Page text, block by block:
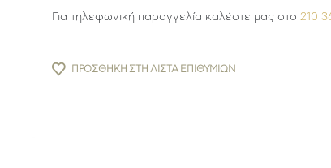
Για τηλεφωνική παραγγελία καλέστε μας στο 210
ΠΡΟΣΘΉΚΗ ΣΤΗ ΛΊΣΤΑ ΕΠΙΘΥΜΙΏΝ